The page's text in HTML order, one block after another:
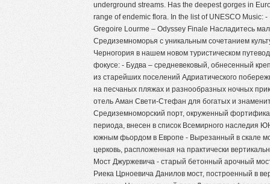
underground streams. Has the deepest gorges in
range of endemic flora. In the list of UNESCO Music:
Gregoire Lourme – Odyssey Finale Насладитесь
Средиземноморья с уникальным сочетанием
Черногория в нашем новом туристическом
фокусе: - Будва – средневековый, обнесенный
из старейших поселений Адриатического
на песчаных пляжах и разнообразных ночных
отель Аман Свети-Стефан для богатых и
Средиземноморский порт, окруженный
периода, внесен в список Всемирного наследия
южным фьордом в Европе - Вырезанный в скале
церковь, распложенная на практически
Мост Джуржевича - старый бетонный арочный
Риека Црноевича Данилов мост, построенный в